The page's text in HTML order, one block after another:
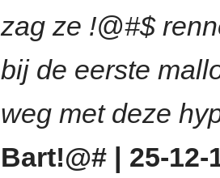
zag ze !@#$
bij de eerste
weg met deze
Bart!@# | 25-12-